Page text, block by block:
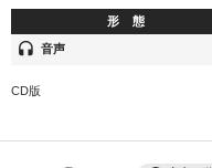
形 態
headset 音声
CD版